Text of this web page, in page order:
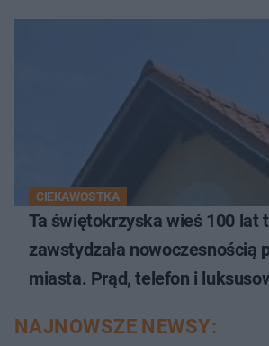
CIEKAWOSTKA
Ta świętokrzyska wieś 100 lat
zawstydzała nowoczesnością
miasta. Prąd, telefon i
NAJNOWSZE NEWSY: